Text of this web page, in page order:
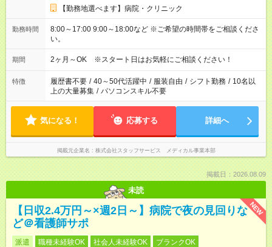
【勤務地選べます】病院・クリニック
勤務時間
8:00～17:00 9:00～18:00など ※ご希望の時間帯をご相談くださ
い。
期間 2ヶ月～OK ※スタート日はお気軽にご相談ください！
特徴 履歴書不要 / 40～50代活躍中 / 服装自由 / シフト勤務 / 10名以
上の大量募集 / パソコンスキル不要
気になる！ 応募する 詳細へ
掲載元企業名 株式会社スタッフサービス メディカル事業本部
掲載日：2026.08.09
未読
NEW
【日収2.4万円～×週2日～】病院で夜の見回りな
ど＠看護師サポ
派遣 職種未経験OK 社会人未経験OK
ブランクOK